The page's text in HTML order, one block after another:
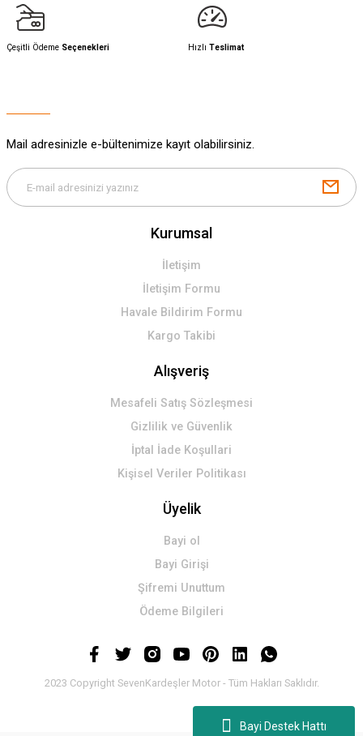
Bayi Destek Hattı
Çeşitli Ödeme Seçenekleri Hızlı Teslimat
Mail adresinizle e-bültenimize kayıt olabilirsiniz.
Kurumsal
İletişim
İletişim Formu
Havale Bildirim Formu
Kargo Takibi
Alışveriş
Mesafeli Satış Sözleşmesi
Gizlilik ve Güvenlik
İptal İade Koşullari
Kişisel Veriler Politikası
Üyelik
Bayi ol
Bayi Girişi
Şifremi Unuttum
Ödeme Bilgileri
2023 Copyright SevenKardeşler Motor - Tüm Hakları Saklıdır.